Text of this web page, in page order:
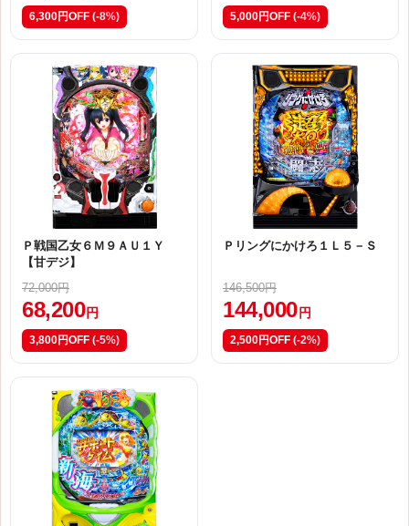
6,300円OFF (-8%) 5,000円OFF (-4%)
Ｐ戦国乙女６Ｍ９ＡＵ１Ｙ
【甘デジ】
72,000円
68,200 円
3,800円OFF (-5%)
Ｐリングにかけろ１Ｌ５－Ｓ
146,500円
144,000 円
2,500円OFF (-2%)